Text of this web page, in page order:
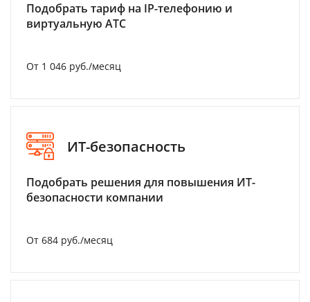
Подобрать тариф на IP-телефонию и
виртуальную АТС
От 1 046 руб./месяц
ИТ-безопасность
Подобрать решения для повышения ИТ-
безопасности компании
От 684 руб./месяц